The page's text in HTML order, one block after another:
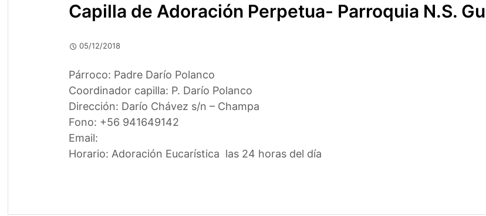
Capilla de Adoración Perpetua- Parroquia N.S.
05/12/2018
Párroco: Padre Darío Polanco
Coordinador capilla: P. Darío Polanco
Dirección: Darío Chávez s/n – Champa
Fono: +56 941649142
Email:
Horario: Adoración Eucarística las 24 horas del día